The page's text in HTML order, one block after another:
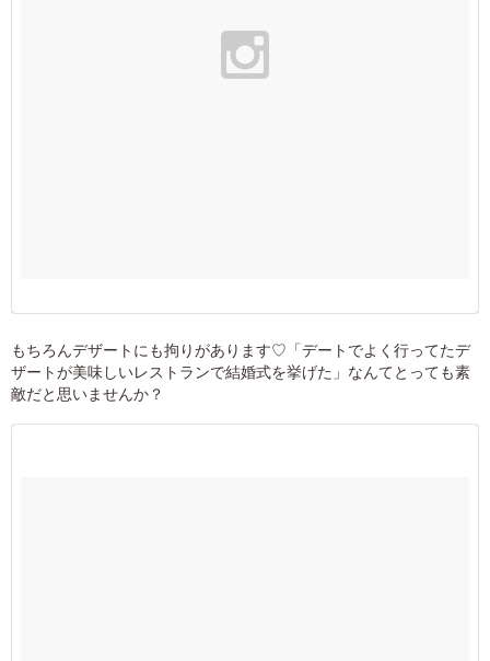
もちろんデザートにも拘りがあります♡「デートでよく行ってたデ
ザートが美味しいレストランで結婚式を挙げた」なんてとっても素
敵だと思いませんか？